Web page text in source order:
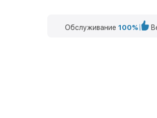
Обслуживание 100%